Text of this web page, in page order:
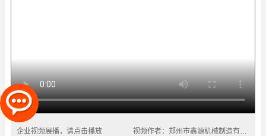
企业视频展播，请点击播放 视频作者：郑州市鑫源机械制造有限公司